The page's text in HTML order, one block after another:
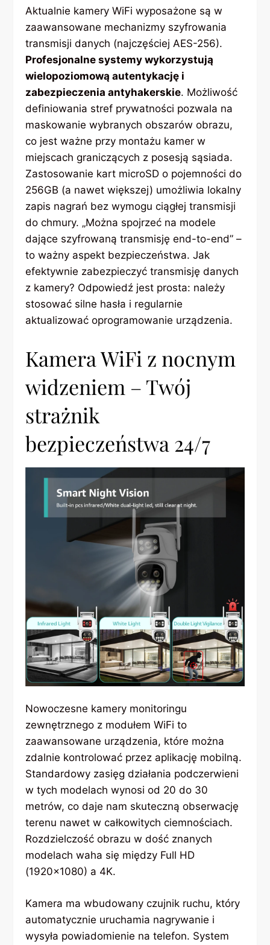
Aktualnie kamery WiFi wyposażone są w
zaawansowane mechanizmy szyfrowania
transmisji danych (najczęściej AES-256).
Profesjonalne systemy wykorzystują
wielopoziomową autentykację i
zabezpieczenia antyhakerskie. Możliwość
definiowania stref prywatności pozwala na
maskowanie wybranych obszarów obrazu,
co jest ważne przy montażu kamer w
miejscach graniczących z posesją sąsiada.
Zastosowanie kart microSD o pojemności do
256GB (a nawet większej) umożliwia lokalny
zapis nagrań bez wymogu ciągłej transmisji
do chmury. „Można spojrzeć na modele
dające szyfrowaną transmisję end-to-end” –
to ważny aspekt bezpieczeństwa. Jak
efektywnie zabezpieczyć transmisję danych
z kamery? Odpowiedź jest prosta: należy
stosować silne hasła i regularnie
aktualizować oprogramowanie urządzenia.
Kamera WiFi z nocnym
widzeniem – Twój
strażnik
bezpieczeństwa 24/7
Nowoczesne kamery monitoringu
zewnętrznego z modułem WiFi to
zaawansowane urządzenia, które można
zdalnie kontrolować przez aplikację mobilną.
Standardowy zasięg działania podczerwieni
w tych modelach wynosi od 20 do 30
metrów, co daje nam skuteczną obserwację
terenu nawet w całkowitych ciemnościach.
Rozdzielczość obrazu w dość znanych
modelach waha się między Full HD
(1920×1080) a 4K.
Kamera ma wbudowany czujnik ruchu, który
automatycznie uruchamia nagrywanie i
wysyła powiadomienie na telefon. System